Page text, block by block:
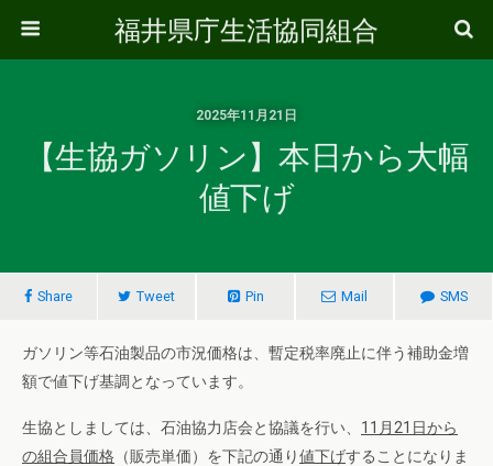
福井県庁生活協同組合
2025年11月21日
【生協ガソリン】本日から大幅
値下げ
Share Tweet Pin Mail SMS
ガソリン等石油製品の市況価格は、暫定税率廃止に伴う補助金増
額で値下げ基調となっています。
生協としましては、石油協力店会と協議を行い、 11 月 21 日から
の組合員価格 （販売単価）を下記の通り値下げすることになりま